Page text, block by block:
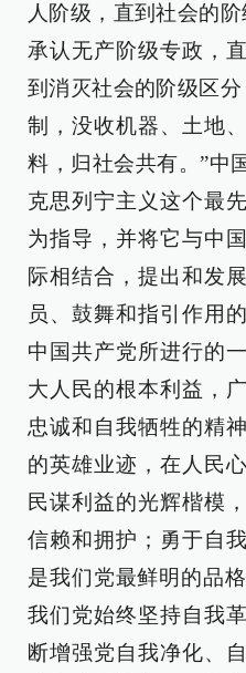
人阶级，直到社会的
承认无产阶级专政，
到消灭社会的阶级区
制，没收机器、土地
料，归社会共有。”中
克思列宁主义这个最
为指导，并将它与中
际相结合，提出和发
员、鼓舞和指引作用
中国共产党所进行的
大人民的根本利益，
忠诚和自我牺牲的精
的英雄业迹，在人民
民谋利益的光辉楷模
信赖和拥护；勇于自
是我们党最鲜明的品
我们党始终坚持自我
断增强党自我净化、